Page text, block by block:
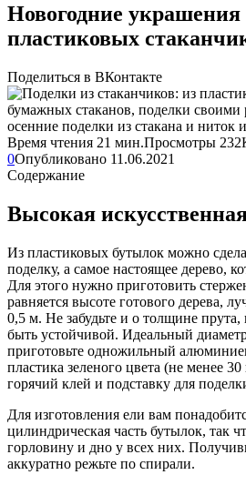
Новогодние украшения
пластиковых
Поделиться в ВКонтакте
Время чтения 21 мин.Просмотры 232
0Опубликовано 11.06.2021
Содержание
Высокая
Из пластиковых бутылок можно
поделку, а самое настоящее дерево,
Для этого нужно приготовить
равняется высоте готового дерева,
0,5 м. Не забудьте и о толщине
быть устойчивой. Идеальный
приготовьте одножильный
пластика зеленого цвета (не менее
горячий клей и подставку для
Для изготовления ели вам
цилиндрическая часть бутылок, так
горловину и дно у всех них.
аккуратно режьте по спирали.